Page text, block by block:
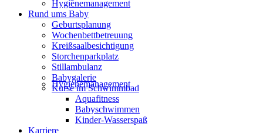
Hygienemanagement
Hygienemanagement
Rund ums Baby
Geburtsplanung
Wochenbettbetreuung
Kreißsaalbesichtigung
Storchenparkplatz
Stillambulanz
Babygalerie
Kurse im Schwimmbad
Aquafitness
Babyschwimmen
Kinder-Wasserspaß
Karriere